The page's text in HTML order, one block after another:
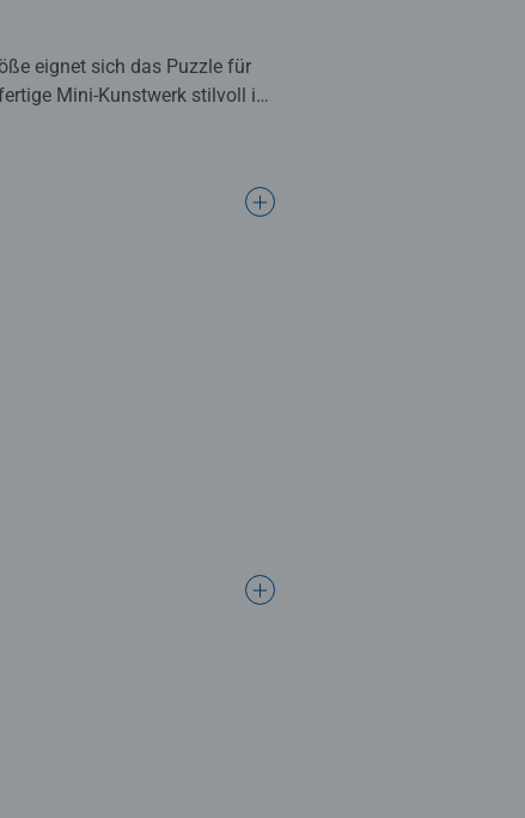
eignet sich das Puzzle für
Mini-Kunstwerk stilvoll in
Mini-Puzzles begeistern
fertige Puzzle stilvoll
Kinder ab 10 Jahren.